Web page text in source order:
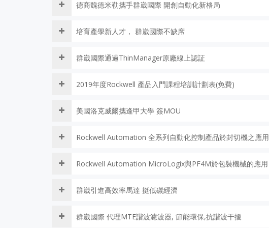
德商魏德米勒攜手群崴國際 開創自動化新格局
培育產學新人才， 群崴國際不缺席
群崴國際通過ThinManager原廠線上認証
2019年度Rockwell 產品入門課程培訓計劃表(免費)
美國洛克威爾攜逢甲大學 簽MOU
Rockwell Automation 全系列自動化控制產品於封切機之應用
Rockwell Automation MicroLogix與PF4M於包裝機械的應用
群崴引進高效率馬達 挺低碳經濟
群崴國際 代理MTE諧波濾波器, 節能環保,抗諧波干擾